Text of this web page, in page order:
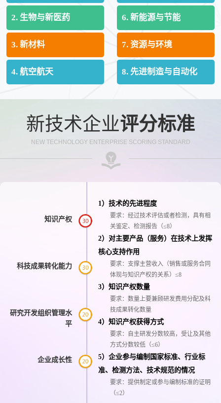
2. 生物与新医药
3. 新材料
4. 航空航天
6. 新能源与节能
7. 资源与环境
8. 先进制造与自动化
新技术企业评分标准
NEW TECHNOLOGY ENTERPRISE SCORING STANDARD
知识产权
科技成果转化能力
研究开发组织管理水
平
企业成长性
1）技术的先进程度
要求：经过技术评估或者检测，具有相
关鉴定、检测报告（≤8）
2）对主要产品（服务）在技术上发挥
核心支持作用
要求：支撑主营收入（销售或服务合同
体现与知识产权的关系）≤8
3）知识产权数量
要求：数量上要兼顾研发费用分配及科
技成果转化数量
4）知识产权获得方式
要求：自主研发分数较高，受让及其他
方式分数较低（≤6）
5）企业参与编制国家标准、行业标
准、检测方法、技术规范的情况
要求：提供制定或参与编制标准的证明
（≤2）